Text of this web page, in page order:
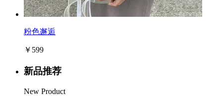
粉色邂逅
￥599
新品推荐
New Product